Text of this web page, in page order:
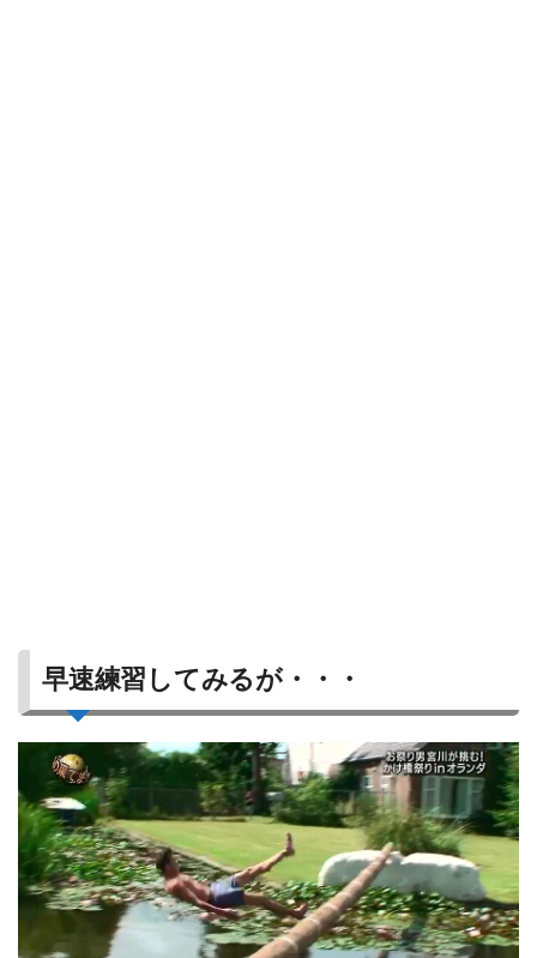
早速練習してみるが・・・